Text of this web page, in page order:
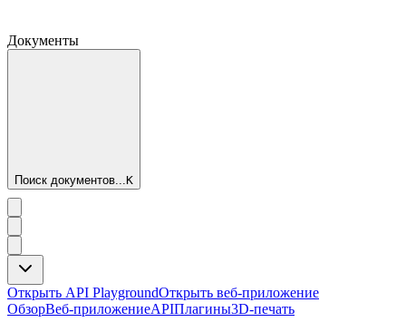
Документы
Поиск документов...K
Открыть API PlaygroundОткрыть веб-приложение
ОбзорВеб-приложениеAPIПлагины3D-печать